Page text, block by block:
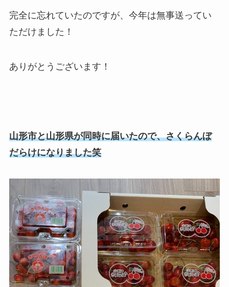
完全に忘れていたのですが、今年は無事送ってい
ただけました！
ありがとうございます！
山形市と山形県が同時に届いたので、さくらんぼ
だらけになりました笑